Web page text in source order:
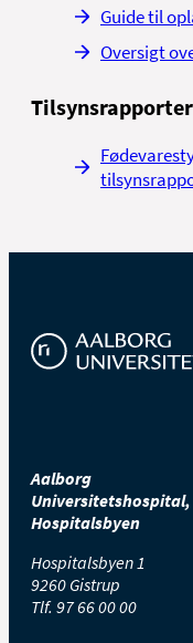
Guide til
Oversigt
Tilsynsrapporter
Aalborg
Universitetshospital,
Hospitalsbyen
Hospitalsbyen 1
9260 Gistrup
Tlf. 97 66 00 00